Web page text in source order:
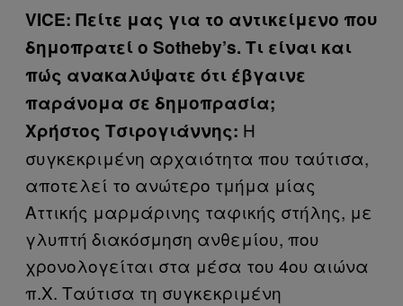
VICE: Πείτε μας για το αντικείμενο που
δημοπρατεί ο Sotheby’s. Τι είναι και
πώς ανακαλύψατε ότι έβγαινε
παράνομα σε δημοπρασία;
Χρήστος Τσιρογιάννης: Η
συγκεκριμένη αρχαιότητα που ταύτισα,
αποτελεί το ανώτερο τμήμα μίας
Αττικής μαρμάρινης ταφικής στήλης, με
γλυπτή διακόσμηση ανθεμίου, που
χρονολογείται στα μέσα του 4ου αιώνα
π.Χ. Ταύτισα τη συγκεκριμένη